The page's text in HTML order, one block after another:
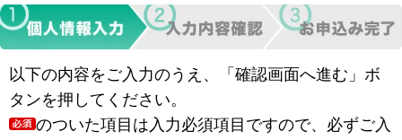
以下の内容をご入力のうえ、「確認画面へ進む」ボ
タンを押してください。
のついた項目は入力必須項目ですので、必ずご入